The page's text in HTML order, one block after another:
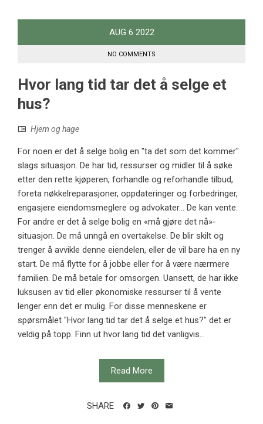
AUG 6 2022
NO COMMENTS
Hvor lang tid tar det å selge et
hus?
Hjem og hage
For noen er det å selge bolig en "ta det som det kommer"
slags situasjon. De har tid, ressurser og midler til å søke
etter den rette kjøperen, forhandle og reforhandle tilbud,
foreta nøkkelreparasjoner, oppdateringer og forbedringer,
engasjere eiendomsmeglere og advokater... De kan vente.
For andre er det å selge bolig en «må gjøre det nå»-
situasjon. De må unngå en overtakelse. De blir skilt og
trenger å avvikle denne eiendelen, eller de vil bare ha en ny
start. De må flytte for å jobbe eller for å være nærmere
familien. De må betale for omsorgen. Uansett, de har ikke
luksusen av tid eller økonomiske ressurser til å vente
lenger enn det er mulig. For disse menneskene er
spørsmålet "Hvor lang tid tar det å selge et hus?" det er
veldig på topp. Finn ut hvor lang tid det vanligvis...
Read More
SHARE